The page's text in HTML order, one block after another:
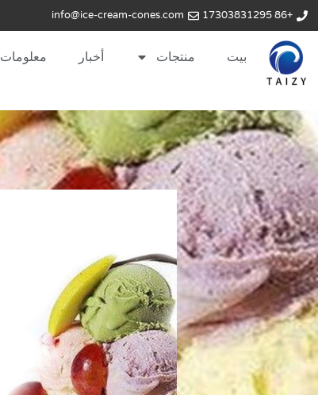
+86 17303831295
info@ice-cream-cones.com
بيت منتجات أخبار معلومات